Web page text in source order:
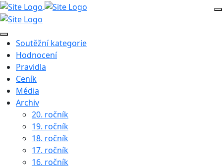
Soutěžní kategorie
Hodnocení
Pravidla
Ceník
Média
Archiv
20. ročník
19. ročník
18. ročník
17. ročník
16. ročník